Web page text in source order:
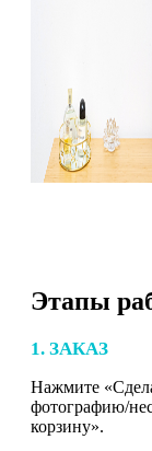
Этапы
1. ЗАКАЗ
Нажмите
фотографию/
корзину».